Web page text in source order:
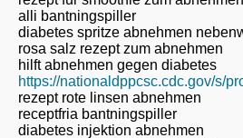
alli bantningspiller
diabetes spritze abnehmen
rosa salz rezept zum abnehmen
hilft abnehmen gegen diabetes
https://nationaldppcsc.cdc.gov/s/
rezept rote linsen abnehmen
receptfria bantningspiller
diabetes injektion abnehmen